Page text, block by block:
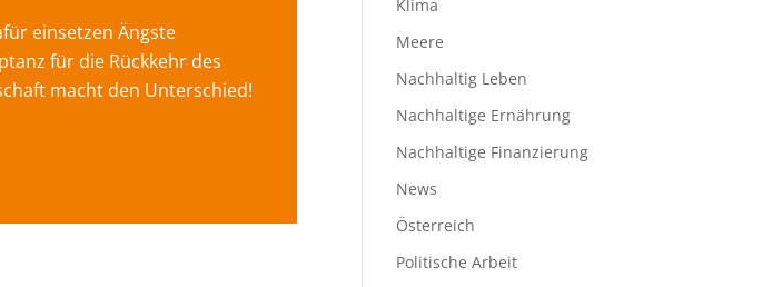
einsetzen Ängste
für die Rückkehr des
macht den Unterschied!
Klima
Meere
Nachhaltig Leben
Nachhaltige Ernährung
Nachhaltige Finanzierung
News
Österreich
Politische Arbeit